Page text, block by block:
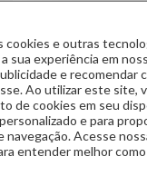
cookies e outras
sua experiência em
e recomendar
Ao utilizar este site,
de cookies em seu
e para
navegação. Acesse
entender melhor